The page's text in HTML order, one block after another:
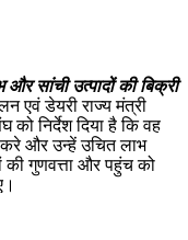
सांची उत्पादों की बिक्री
एवं डेयरी राज्य मंत्री
निर्देश दिया है कि वह
और उन्हें उचित लाभ
की गुणवत्ता और पहुंच को